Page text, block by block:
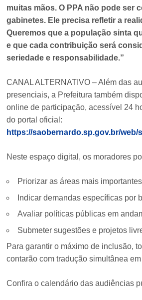
muitas mãos. O PPA não pode ser
gabinetes. Ele precisa refletir a
Queremos que a população sinta
e que cada contribuição será
seriedade e responsabilidade.”
CANAL ALTERNATIVO – Além das
presenciais, a Prefeitura também
online de participação, acessível 24
do portal oficial:
https://saobernardo.sp.gov.br/
Neste espaço digital, os moradores
Priorizar as áreas mais
Indicar demandas específicas por
Avaliar políticas públicas em
Submeter sugestões e projetos
Para garantir o máximo de inclusão,
contarão com tradução simultânea
Confira o calendário das audiências